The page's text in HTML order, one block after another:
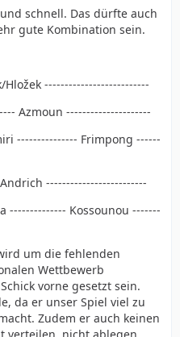
schnell. Das dürfte auch
gute Kombination sein.
--------------------------
Azmoun ---------------------
--------------- Frimpong ------
-------------------------
-------------- Kossounou -------
um die fehlenden
Wettbewerb
vorne gesetzt sein.
da er unser Spiel viel zu
Zudem er auch keinen